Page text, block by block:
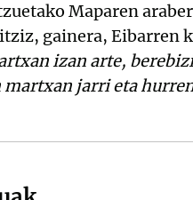
Maparen
gainera, Eibarren
izan arte,
martxan jarri eta